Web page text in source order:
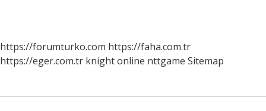
https://forumturko.com https://faha.com.tr
https://eger.com.tr knight online nttgame Sitemap